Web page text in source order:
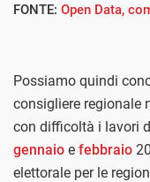
FONTE: Open Data,
Possiamo quindi
consigliere regionale
con difficoltà i lavori
gennaio e febbraio
elettorale per le